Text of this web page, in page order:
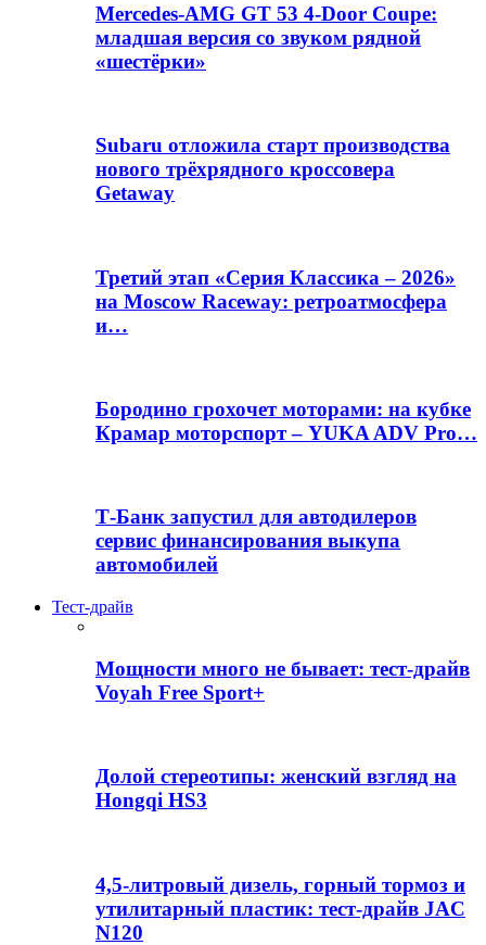
Mercedes-AMG GT 53 4-Door Coupe:
младшая версия со звуком рядной
«шестёрки»
Subaru отложила старт производства
нового трёхрядного кроссовера
Getaway
Третий этап «Серия Классика – 2026»
на Moscow Raceway: ретроатмосфера
и…
Бородино грохочет моторами: на кубке
Крамар моторспорт – YUKA ADV Pro…
Т-Банк запустил для автодилеров
сервис финансирования выкупа
автомобилей
Тест-драйв
Мощности много не бывает: тест-драйв
Voyah Free Sport+
Долой стереотипы: женский взгляд на
Hongqi HS3
4,5-литровый дизель, горный тормоз и
утилитарный пластик: тест-драйв JAC
N120